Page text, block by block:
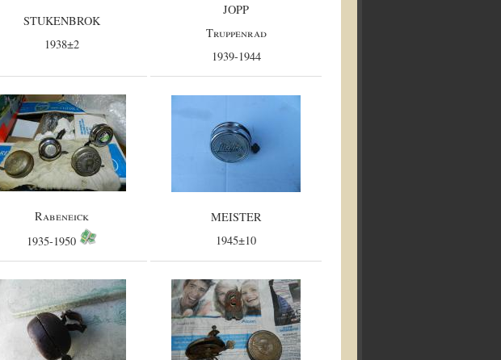
STUKENBROK
1938±2
JOPP
Truppenrad
1939-1944
Rabeneick
1935-1950
MEISTER
1945±10